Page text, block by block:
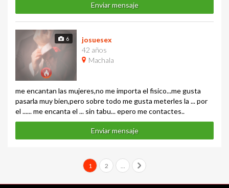
Enviar mensaje
6
josuesex
42 años
Machala
me encantan las mujeres,no me importa el fisico...me gusta
pasarla muy bien,pero sobre todo me gusta meterles la ... por
el ...... me encanta el ... sin tabu... epero me contactes..
Enviar mensaje
1 2